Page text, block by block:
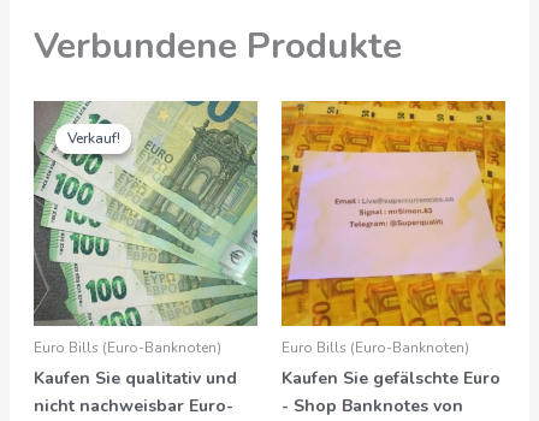
Verbundene Produkte
Verkauf!
Verkauf!
Euro Bills (Euro-Banknoten)
Kaufen Sie qualitativ und
nicht nachweisbar Euro-
Ursprünglicher
Preis
war:
1.000,00
€.
Der
aktuelle
Preis
ist:
200,00
€.
Euro Bills (Euro-Banknoten)
Kaufen Sie gefälschte Euro
- Shop Banknotes von
Preisspanne:
550,00
€
4.850,00
€
hat
Die